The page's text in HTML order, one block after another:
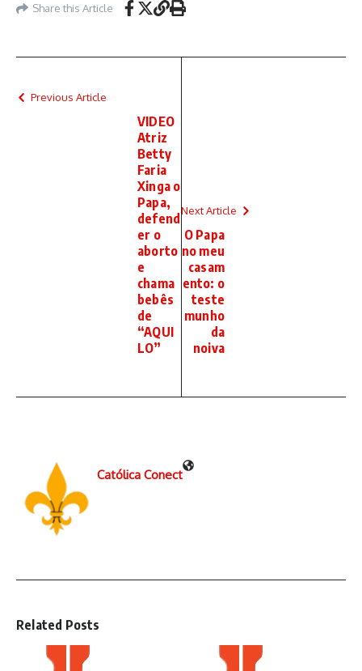
Share this Article
Previous Article
VIDEO
Atriz
Betty
Faria
Xinga o
Papa,
defend
er o
aborto
e
chama
bebês
de
“AQUI
LO”
Next Article
O Papa
no meu
casam
ento: o
teste
munho
da
noiva
Católica Conect
Related Posts